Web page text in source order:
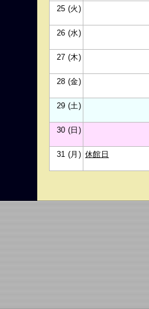
25 (火)
26 (水)
27 (木)
28 (金)
29 (土)
30 (日)
31 (月) 休館日